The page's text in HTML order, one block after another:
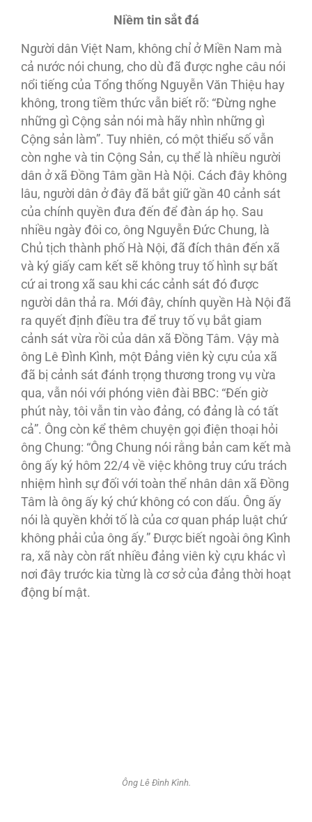
Niềm tin sắt đá
Người dân Việt Nam, không chỉ ở Miền Nam mà
cả nước nói chung, cho dù đã được nghe câu nói
nổi tiếng của Tổng thống Nguyễn Văn Thiệu hay
không, trong tiềm thức vẫn biết rõ: “Ðừng nghe
những gì Cộng sản nói mà hãy nhìn những gì
Cộng sản làm”. Tuy nhiên, có một thiểu số vẫn
còn nghe và tin Cộng Sản, cụ thể là nhiều người
dân ở xã Ðồng Tâm gần Hà Nội. Cách đây không
lâu, người dân ở đây đã bắt giữ gần 40 cảnh sát
của chính quyền đưa đến để đàn áp họ. Sau
nhiều ngày đôi co, ông Nguyễn Ðức Chung, là
Chủ tịch thành phố Hà Nội, đã đích thân đến xã
và ký giấy cam kết sẽ không truy tố hình sự bất
cứ ai trong xã sau khi các cảnh sát đó được
người dân thả ra. Mới đây, chính quyền Hà Nội đã
ra quyết định điều tra để truy tố vụ bắt giam
cảnh sát vừa rồi của dân xã Ðồng Tâm. Vậy mà
ông Lê Ðình Kình, một Ðảng viên kỳ cựu của xã
đã bị cảnh sát đánh trọng thương trong vụ vừa
qua, vẫn nói với phóng viên đài BBC: “Ðến giờ
phút này, tôi vẫn tin vào đảng, có đảng là có tất
cả”. Ông còn kể thêm chuyện gọi điện thoại hỏi
ông Chung: “Ông Chung nói rằng bản cam kết mà
ông ấy ký hôm 22/4 về việc không truy cứu trách
nhiệm hình sự đối với toàn thể nhân dân xã Ðồng
Tâm là ông ấy ký chứ không có con dấu. Ông ấy
nói là quyền khởi tố là của cơ quan pháp luật chứ
không phải của ông ấy.” Ðược biết ngoài ông Kình
ra, xã này còn rất nhiều đảng viên kỳ cựu khác vì
nơi đây trước kia từng là cơ sở của đảng thời hoạt
động bí mật.
Ông Lê Đình Kình.